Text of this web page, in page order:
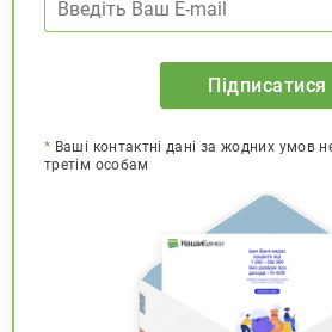
Підписатися
* Ваші контактні дані за жодних умов
третім особам